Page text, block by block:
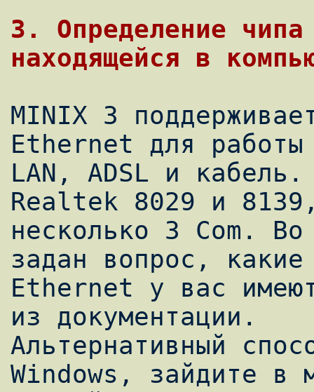
3. Определение
MINIX 3
Ethernet для
LAN, ADSL и
Realtek 8029 и 8139,
несколько 3 Com.
задан вопрос, какие
Ethernet у вас
из документации.
Альтернативный
Windows, зайдите в